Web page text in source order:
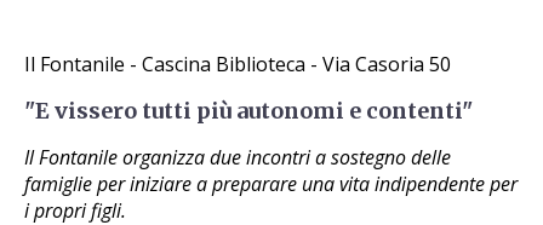
Il Fontanile - Cascina Biblioteca - Via Casoria 50
"E vissero tutti più autonomi e contenti"
Il Fontanile organizza due incontri a sostegno delle
famiglie per iniziare a preparare una vita indipendente per
i propri figli.